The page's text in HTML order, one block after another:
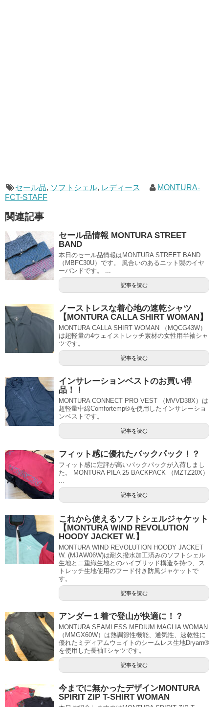
セール品, ソフトシェル, レディース
MONTURA-
FCT-STAFF
関連記事
セール品情報 MONTURA STREET
BAND
本日のセール品情報はMONTURA STREET BAND
（MBFC30U）です。 風合いのあるニット製のイヤ
ーバンドです。 ...
記事を読む
ノーストレスな着心地の速乾シャツ
【MONTURA CALLA SHIRT WOMAN】
MONTURA CALLA SHIRT WOMAN （MQCG43W）
は超軽量の4ウェイストレッチ素材の女性用半袖シャ
ツです。
記事を読む
インサレーションベストのお買い得
品！！
MONTURA CONNECT PRO VEST （MVVD38X）は
超軽量中綿Comfortemp®を使用したインサレーショ
ンベストです。
記事を読む
フィット感に優れたバックパック！？
フィット感に定評が高いバックパックが入荷しまし
た。 MONTURA PILA 25 BACKPACK （MZTZ20X）
記事を読む
これから使えるソフトシェルジャケット
【MONTURA WIND REVOLUTION
HOODY JACKET W.】
MONTURA WIND REVOLUTION HOODY JACKET
W. (MJAW06W)は耐久撥水加工済みのソフトシェル
生地と二重織生地とのハイブリッド構造を持つ、ス
トレッチ生地使用のフード付き防風ジャケットで
す。
記事を読む
アンダー１着で登山が快適に！？
MONTURA SEAMLESS MEDIUM MAGLIA WOMAN
（MMGX60W）は熱調節性機能、通気性、速乾性に
優れたミディアムウェイトのシームレス生地Dryarn®
を使用した長袖Tシャツです。
記事を読む
今までに無かったデザインMONTURA
SPIRIT ZIP T-SHIRT WOMAN